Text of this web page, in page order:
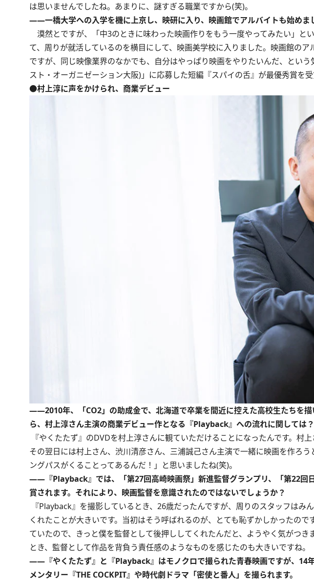
は思いませんでしたね。あまりに、謎すぎる職業ですから(笑)。
――一橋大学への入学を機に上京し、映研に入り、映画館でアルバイトも始めま
漠然とですが、「中3のときに味わった映画作りをもう一度やってみたい」と
て、周りが就活しているのを横目にして、映画美学校に入りました。映画館の
ですが、同じ映像業界のなかでも、自分はやっぱり映画をやりたいんだ、とい
スト・オーガニゼーション大阪)」に応募した短編『スパイの舌』が最優秀賞を受
●村上淳に声をかけられ、商業デビュー
――2010年、「CO2」の助成金で、北海道で卒業を間近に控えた高校生たちを
ら、村上淳さん主演の商業デビュー作となる『Playback』への流れに関しては？
『やくたたず』のDVDを村上淳さんに観ていただけることになったんです。村
その翌日には村上さん、渋川清彦さん、三浦誠己さん主演で一緒に映画を作ろ
ングパスがくることってあるんだ！」と思いましたね(笑)。
――『Playback』では、「第27回高崎映画祭」新進監督グランプリ、「第22回
賞されます。それにより、映画監督を意識されたのではないでしょうか？
『Playback』を撮影しているとき、26歳だったんですが、周りのスタッフはみ
くれたことが大きいです。当初はそう呼ばれるのが、とても恥ずかしかったの
ていたので、きっと僕を監督として後押ししてくれたんだと、ようやく気がつ
とき、監督として作品を背負う責任感のようなものを感じたのも大きいですね。
――『やくたたず』と『Playback』はモノクロで撮られた青春映画ですが、14
メンタリー『THE COCKPIT』や時代劇ドラマ「密使と番人」を撮られます。